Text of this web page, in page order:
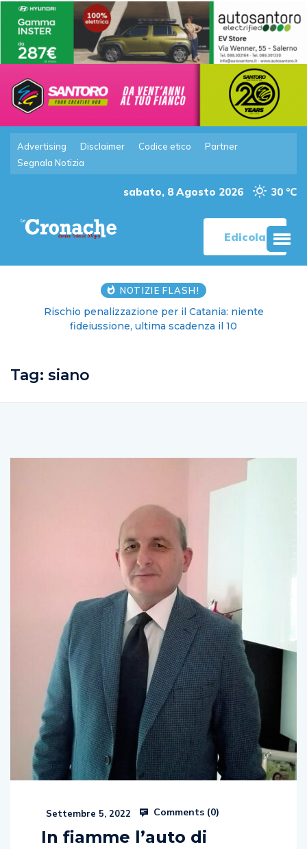
Advertising Disclaimer Codice etico
Partner
Segnala Notizia
sabato, 8 Agosto 2026 30 °C
Edicola
NOTIZIE FLASH!
Rischio penalizzazione per il Catania: niente
fideiussione, ultima scadenza il 10
Tag: siano
Settembre 5, 2022 Comments (0)
In fiamme l’auto di